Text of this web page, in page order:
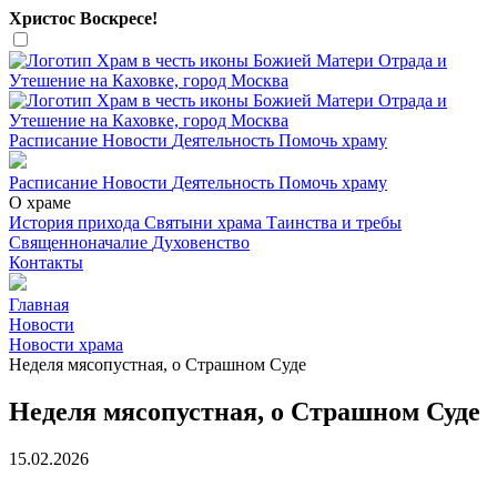
Христос Воскресе!
Расписание Новости Деятельность Помочь храму
Расписание Новости Деятельность Помочь храму
О храме
История прихода Святыни храма Таинства и требы
Священноначалие Духовенство
Контакты
Главная
Новости
Новости храма
Неделя мясопустная, о Страшном Суде
Неделя мясопустная, о Страшном Суде
15.02.2026